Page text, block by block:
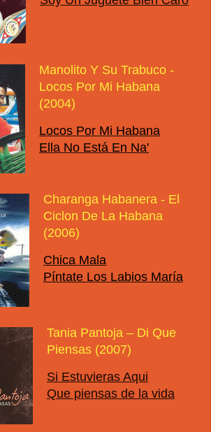
Manolito Y Su Trabuco -
Locos Por Mi Habana
(2004)
Locos Por Mi Habana
Ella No Está En Na'
Charanga Habanera - El
Ciclon De La Habana
(2006)
Chica Mala
Píntate Los Labios María
Tania Pantoja – Di Que
Piensas (2007)
Si Estuvieras Aqui
Que piensas de la vida